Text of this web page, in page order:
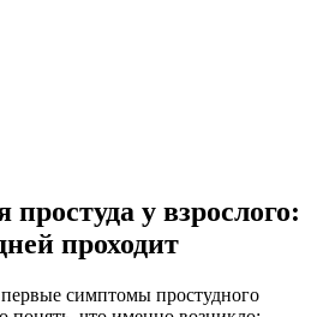
у взрослого:
проходит
первые симптомы простудного